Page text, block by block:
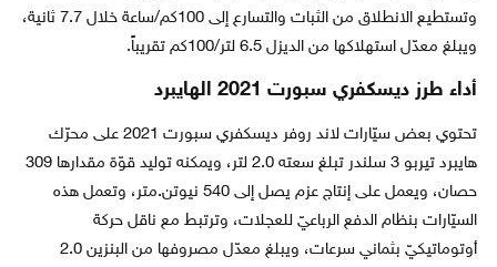
وتستطيع الانطلاق من الثبات والتسارع إلى 100كم/ساعة خلال 7.7 ثانية،
ويبلغ معدّل استهلاكها من الديزل 6.5 لتر/100كم تقريباً.
أداء طرز ديسكفري سبورت 2021 الهايبرد
تحتوي بعض سيّارات لاند روفر ديسكفري سبورت 2021 على محرّك
هايبرد تيربو 3 سلندر تبلغ سعته 2.0 لتر، ويمكنه توليد قوّة مقدارها 309
حصان، ويعمل على إنتاج عزم يصل إلى 540 نيوتن.متر، وتعمل هذه
السيّارات بنظام الدفع الرباعيّ للعجلات، وترتبط مع ناقل حركة
أوتوماتيكيّ بثماني سرعات، ويبلغ معدّل مصروفها من البنزين 2.0